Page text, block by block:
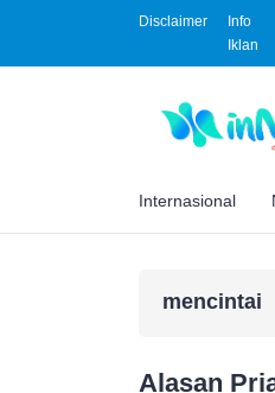
Disclaimer
Info
Iklan
Internasional
mencintai
Alasan